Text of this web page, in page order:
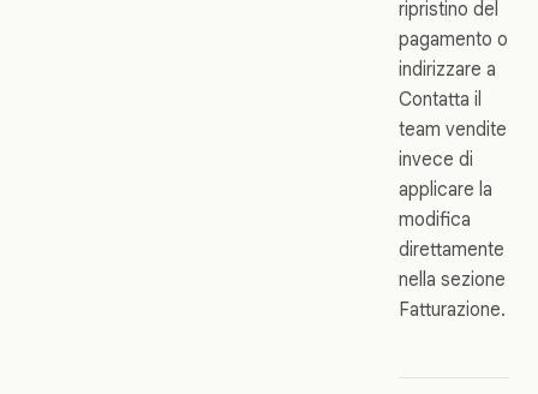
ripristino del
pagamento o
indirizzare a
Contatta il
team vendite
invece di
applicare la
modifica
direttamente
nella sezione
Fatturazione.